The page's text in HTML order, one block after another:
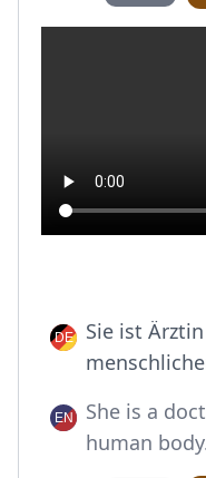
Sie ist
She is a
human